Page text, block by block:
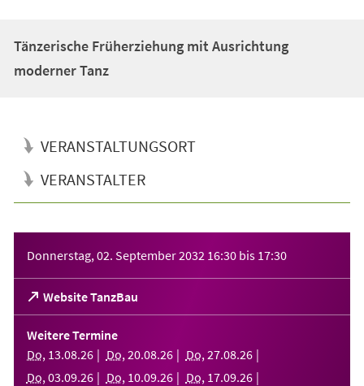
Tänzerische Früherziehung mit Ausrichtung
moderner Tanz
VERANSTALTUNGSORT
VERANSTALTER
Donnerstag, 02. September 2032 16:30 bis 17:30
Website TanzBau
(Öffnet
in
einem
neuen
Tab)
Weitere Termine
Do, 13.08.26 Do, 20.08.26 Do, 27.08.26
Do, 03.09.26 Do, 10.09.26 Do, 17.09.26